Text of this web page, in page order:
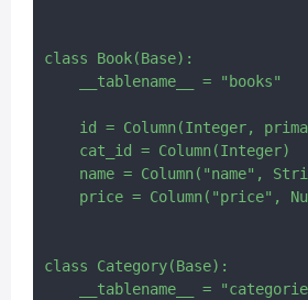
class Book(Base):
    __tablename__ = "books"
id = Column(Integer,
    cat_id = Column(Integer)
name = Column("name",
price = Column("price",
class Category(Base):
__tablename__ =